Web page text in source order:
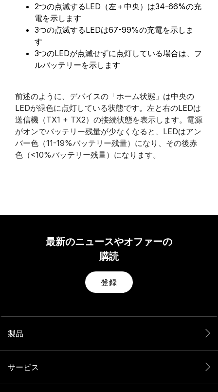
2つの点滅するLED（左＋中央）は34-66%の充
電を示します
3つの点滅するLEDは67-99%の充電を示しま
す
3つのLEDが点滅せずに点灯している場合は、フ
ルバッテリーを示します
前述のように、デバイスの「ホーム状態」は中央の
LEDが緑色に点灯している状態です。左と右のLEDは
送信機（TX1 + TX2）の接続状態を表示します。電源
がオンでバッテリー残量が少なくなると、LEDはアン
バー色（11-19%バッテリー残量）になり、その後赤
色（<10%バッテリー残量）になります。
最新のニュースやオファーの
購読
登録
製品
サービス